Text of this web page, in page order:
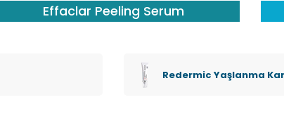
Effaclar Peeling Serum
Redermic Yaşlanma